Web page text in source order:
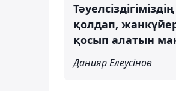
қолдап,
қосып алатын
Данияр Елеусінов